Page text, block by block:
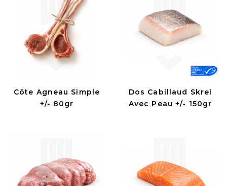
Côte Agneau Simple
+/- 80gr
Dos Cabillaud Skrei
Avec Peau +/- 150gr